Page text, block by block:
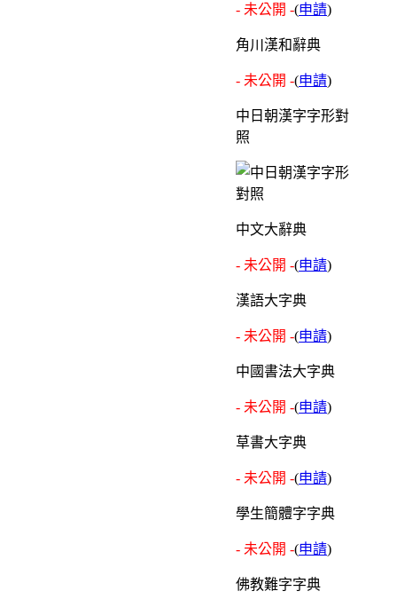
- 未公開 -(申請)
角川漢和辭典
- 未公開 -(申請)
中日朝漢字字形對
照
中文大辭典
- 未公開 -(申請)
漢語大字典
- 未公開 -(申請)
中國書法大字典
- 未公開 -(申請)
草書大字典
- 未公開 -(申請)
學生簡體字字典
- 未公開 -(申請)
佛教難字字典